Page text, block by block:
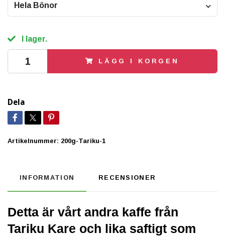
Hela Bönor
I lager.
LÄGG I KORGEN
Dela
Artikelnummer: 200g-Tariku-1
INFORMATION RECENSIONER
Detta är vårt andra kaffe från
Tariku Kare och lika saftigt som